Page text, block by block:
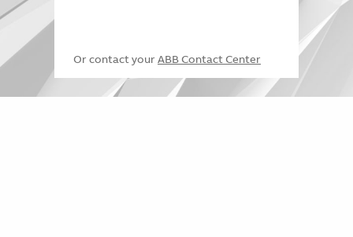
Or contact your ABB Contact Center